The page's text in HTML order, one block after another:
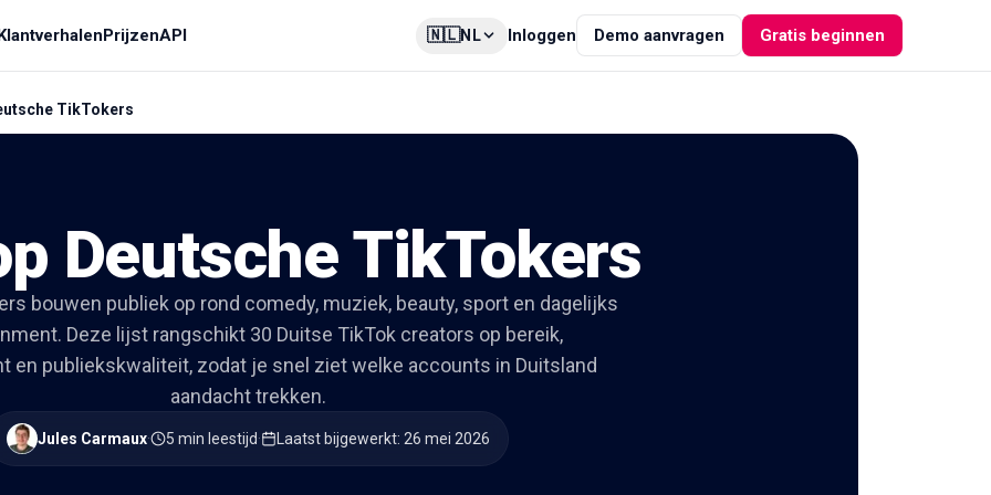
PrijzenAPI 🇳🇱NL Inloggen Demo aanvragen Gratis beginnen
TikTokers
Deutsche TikTokers
bouwen publiek op rond comedy, muziek, beauty, sport en dagelijks
Deze lijst rangschikt 30 Duitse TikTok creators op bereik,
en publiekskwaliteit, zodat je snel ziet welke accounts in Duitsland
aandacht trekken.
Jules Carmaux· 5 min leestijd· Laatst bijgewerkt: 26 mei 2026